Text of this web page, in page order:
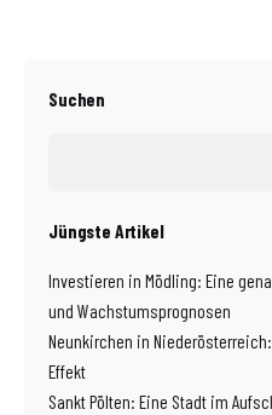
Suchen
Jüngste Artikel
Investieren in Mödling: Eine
und Wachstumsprognosen
Neunkirchen in
Effekt
Sankt Pölten: Eine Stadt im